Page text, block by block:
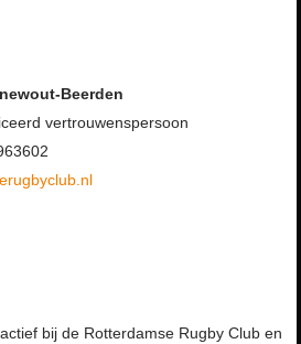
Beerden
vertrouwenspersoon
bij de Rotterdamse Rugby Club en